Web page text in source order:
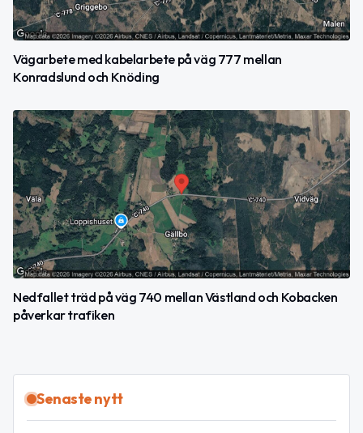
Vägarbete med kabelarbete på väg 777 mellan
Konradslund och Knöding
Nedfallet träd på väg 740 mellan Västland och Kobacken
påverkar trafiken
Senaste nytt